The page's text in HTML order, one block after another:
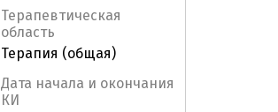
Терапевтическая
область
Терапия (общая)
Дата начала и окончания
КИ